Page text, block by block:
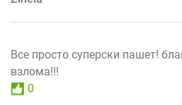
Все просто суперски пашет!
взлома!!!
0